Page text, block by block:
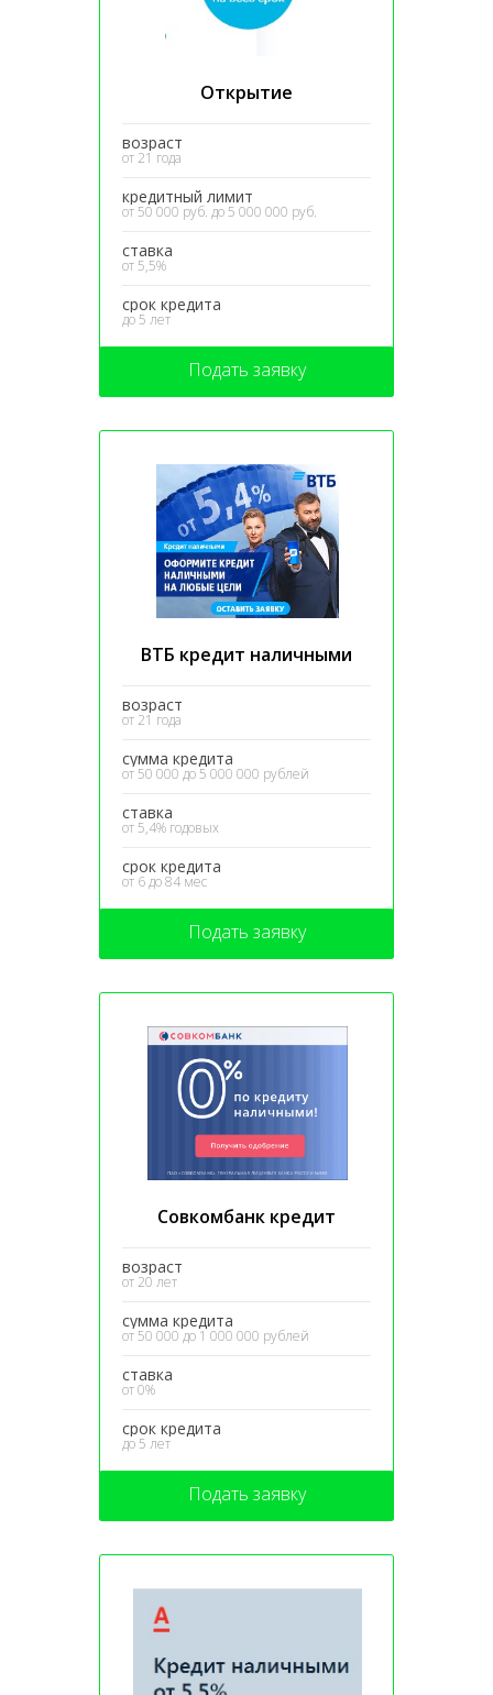
Открытие
возраст
от 21 года
кредитный лимит
от 50 000 руб. до 5 000 000 руб.
ставка
от 5,5%
срок кредита
до 5 лет
Подать заявку
ВТБ кредит наличными
возраст
от 21 года
сумма кредита
от 50 000 до 5 000 000 рублей
ставка
от 5,4% годовых
срок кредита
от 6 до 84 мес
Подать заявку
Совкомбанк кредит
возраст
от 20 лет
сумма кредита
от 50 000 до 1 000 000 рублей
ставка
от 0%
срок кредита
до 5 лет
Подать заявку